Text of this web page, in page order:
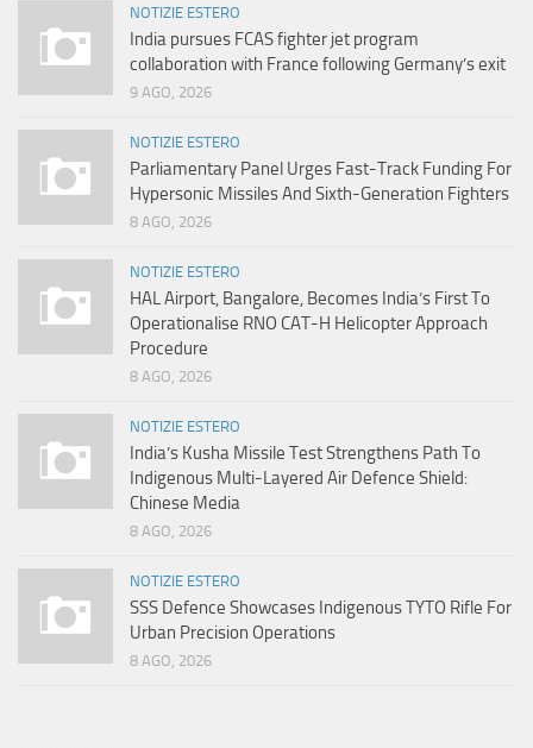
NOTIZIE ESTERO
India pursues FCAS fighter jet program
collaboration with France following Germany’s exit
9 AGO, 2026
NOTIZIE ESTERO
Parliamentary Panel Urges Fast-Track Funding For
Hypersonic Missiles And Sixth-Generation Fighters
8 AGO, 2026
NOTIZIE ESTERO
HAL Airport, Bangalore, Becomes India’s First To
Operationalise RNO CAT-H Helicopter Approach
Procedure
8 AGO, 2026
NOTIZIE ESTERO
India’s Kusha Missile Test Strengthens Path To
Indigenous Multi-Layered Air Defence Shield:
Chinese Media
8 AGO, 2026
NOTIZIE ESTERO
SSS Defence Showcases Indigenous TYTO Rifle For
Urban Precision Operations
8 AGO, 2026